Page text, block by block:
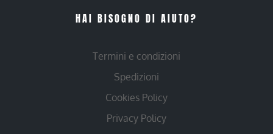
HAI BISOGNO DI AIUTO?
Termini e condizioni
Spedizioni
Cookies Policy
Privacy Policy